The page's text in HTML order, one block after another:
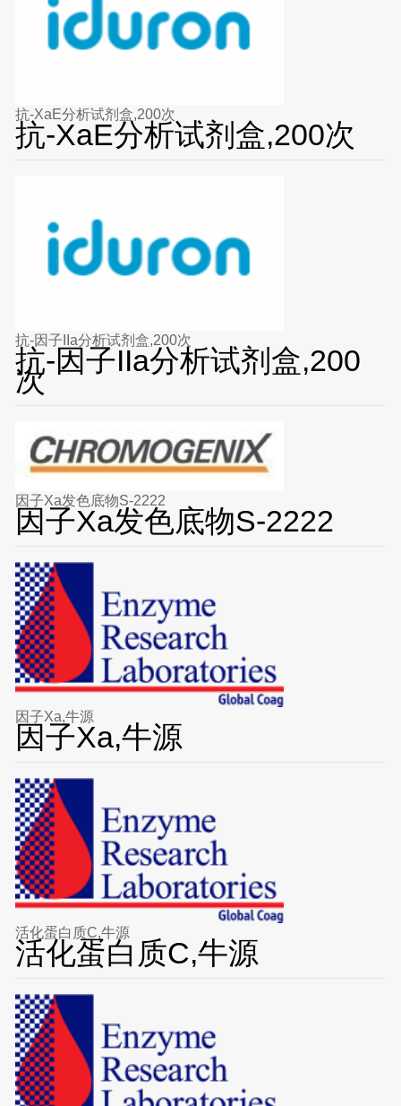
抗-XaE分析试剂盒,200次
抗-XaE分析试剂盒,200次
抗-因子IIa分析试剂盒,200次
抗-因子IIa分析试剂盒,200
次
因子Xa发色底物S-2222
因子Xa发色底物S-2222
因子Xa,牛源
因子Xa,牛源
活化蛋白质C,牛源
活化蛋白质C,牛源